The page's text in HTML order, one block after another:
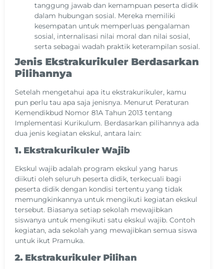
tanggung jawab dan kemampuan peserta didik
dalam hubungan sosial. Mereka memiliki
kesempatan untuk memperluas pengalaman
sosial, internalisasi nilai moral dan nilai sosial,
serta sebagai wadah praktik keterampilan sosial.
Jenis Ekstrakurikuler Berdasarkan
Pilihannya
Setelah mengetahui apa itu ekstrakurikuler, kamu
pun perlu tau apa saja jenisnya. Menurut Peraturan
Kemendikbud Nomor 81A Tahun 2013 tentang
Implementasi Kurikulum. Berdasarkan pilihannya ada
dua jenis kegiatan ekskul, antara lain:
1. Ekstrakurikuler Wajib
Ekskul wajib adalah program ekskul yang harus
diikuti oleh seluruh peserta didik, terkecuali bagi
peserta didik dengan kondisi tertentu yang tidak
memungkinkannya untuk mengikuti kegiatan ekskul
tersebut. Biasanya setiap sekolah mewajibkan
siswanya untuk mengikuti satu ekskul wajib. Contoh
kegiatan, ada sekolah yang mewajibkan semua siswa
untuk ikut Pramuka.
2. Ekstrakurikuler Pilihan